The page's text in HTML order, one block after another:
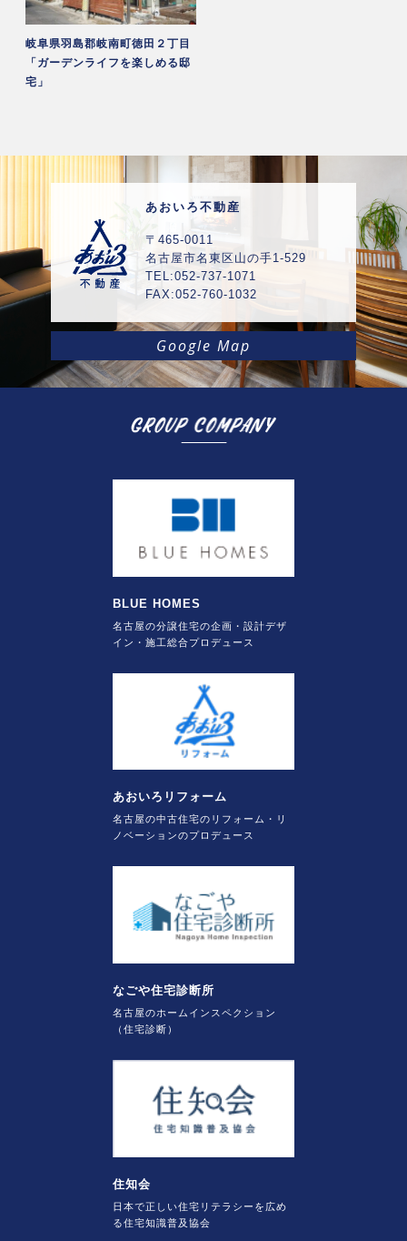
岐阜県羽島郡岐南町徳田２丁目
「ガーデンライフを楽しめる邸
宅」
あおいろ不動産
〒465-0011
名古屋市名東区山の手1-529
TEL:052-737-1071
FAX:052-760-1032
Google Map
BLUE HOMES
名古屋の分譲住宅の企画・設計デザ
イン・施工総合プロデュース
あおいろリフォーム
名古屋の中古住宅のリフォーム・リ
ノベーションのプロデュース
なごや住宅診断所
名古屋のホームインスペクション
（住宅診断）
住知会
日本で正しい住宅リテラシーを広め
る住宅知識普及協会